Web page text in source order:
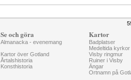
Se och göra
Almanacka - evenemang
Kartor över Gotland
Årtalshistoria
Konsthistoria
Kartor
Badplatser
Medeltida kyrkor
Visby ringmur
Ruiner i Visby
Ängar
Ortnamn på